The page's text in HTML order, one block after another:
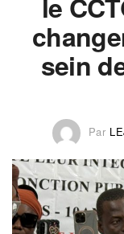
sein
Par